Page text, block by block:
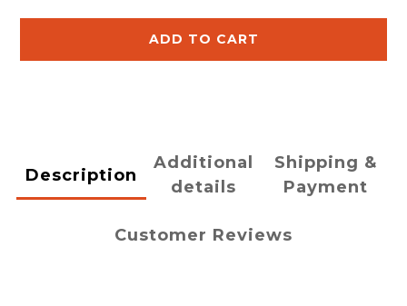
ADD TO CART
Description
Additional
details
Shipping &
Payment
Customer Reviews